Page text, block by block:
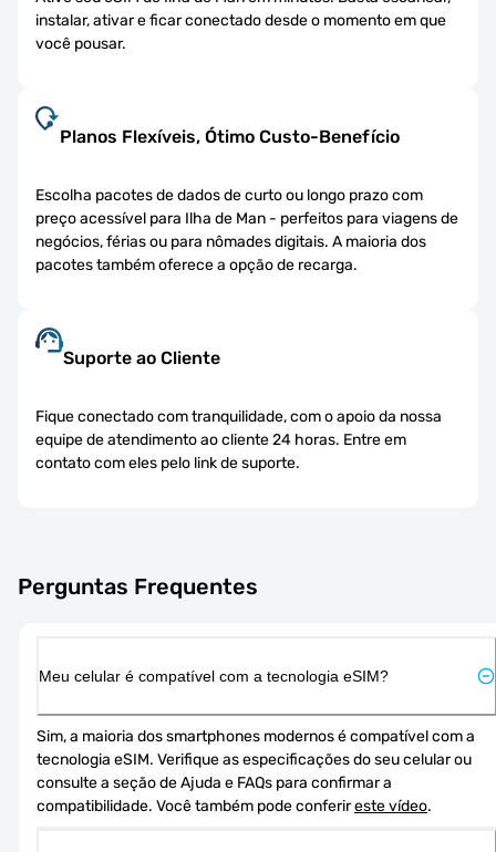
instalar, ativar e ficar conectado desde o momento em que
você pousar.
Planos Flexíveis, Ótimo Custo-Benefício
Escolha pacotes de dados de curto ou longo prazo com
preço acessível para Ilha de Man - perfeitos para viagens de
negócios, férias ou para nômades digitais. A maioria dos
pacotes também oferece a opção de recarga.
Suporte ao Cliente
Fique conectado com tranquilidade, com o apoio da nossa
equipe de atendimento ao cliente 24 horas. Entre em
contato com eles pelo link de suporte.
Perguntas Frequentes
Meu celular é compatível com a tecnologia eSIM?
Sim, a maioria dos smartphones modernos é compatível com a
tecnologia eSIM. Verifique as especificações do seu celular ou
consulte a seção de Ajuda e FAQs para confirmar a
compatibilidade. Você também pode conferir este vídeo.